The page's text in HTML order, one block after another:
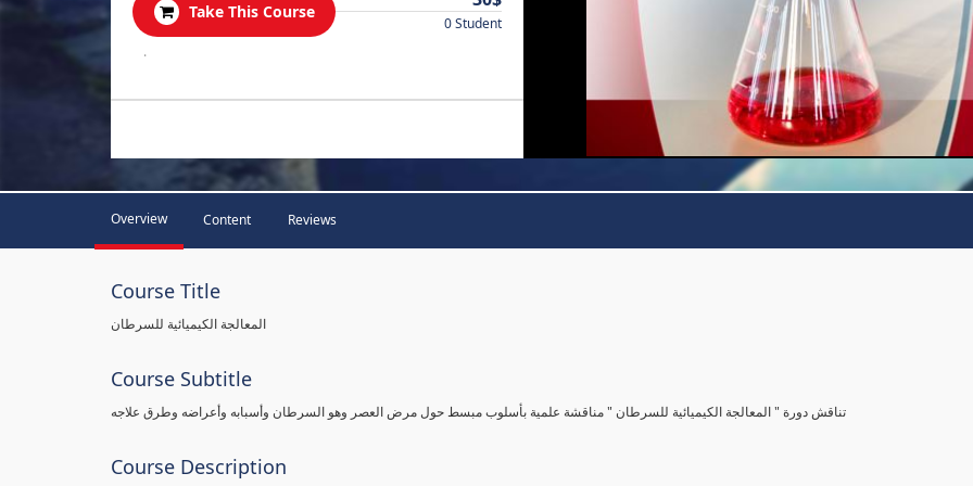
Take This Course
0 Student
.
Overview Content Reviews
Course Title
المعالجة الكيميائية للسرطان
Course Subtitle
تناقش دورة " المعالجة الكيميائية للسرطان " مناقشة علمية بأسلوب مبسط حول مرض العصر وهو السرطان وأسبابه وأعراضه وطرق علاجه
Course Description